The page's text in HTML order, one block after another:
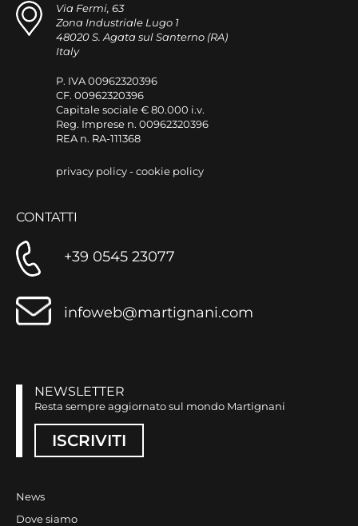
Via Fermi, 63
Zona Industriale Lugo 1
48020 S. Agata sul Santerno (RA)
Italy
P. IVA 00962320396
CF. 00962320396
Capitale sociale € 80.000 i.v.
Reg. Imprese n. 00962320396
REA n. RA-111368
privacy policy-cookie policy
CONTATTI
+39 0545 23077
infoweb@martignani.com
NEWSLETTER
Resta sempre aggiornato sul mondo Martignani
ISCRIVITI
News
Dove siamo